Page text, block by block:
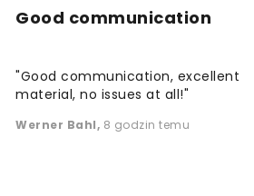
Good communication
"Good communication, excellent
material, no issues at all!"
Werner Bahl, 8 godzin temu